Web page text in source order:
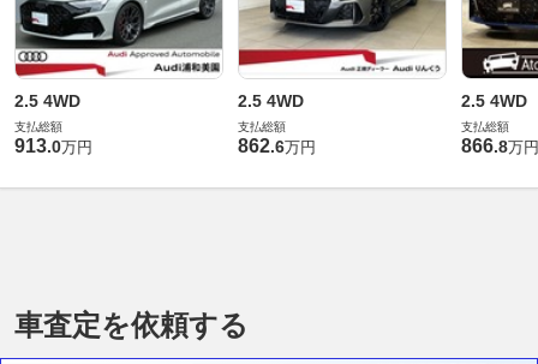
2.5 4WD
支払総額
913.0万円
2.5 4WD
支払総額
862.6万円
2.5 4WD
支払総額
866.8万円
車査定を依頼する